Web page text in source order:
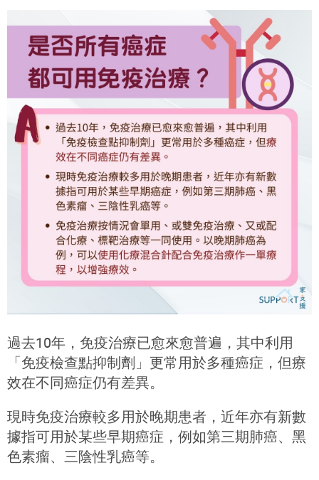
過去10年，免疫治療已愈來愈普遍，其中利用
「免疫檢查點抑制劑」更常用於多種癌症，但療
效在不同癌症仍有差異。
現時免疫治療較多用於晚期患者，近年亦有新數
據指可用於某些早期癌症，例如第三期肺癌、黑
色素瘤、三陰性乳癌等。